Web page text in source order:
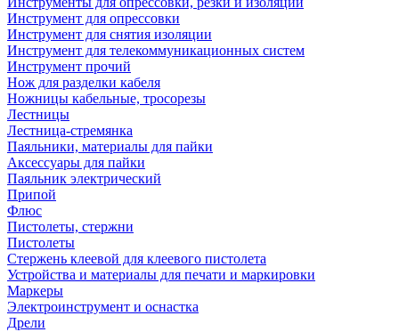
Инструмент для опрессовки
Инструмент для снятия изоляции
Инструмент для телекоммуникационных систем
Инструмент прочий
Нож для разделки кабеля
Ножницы кабельные, тросорезы
Лестницы
Лестница-стремянка
Паяльники, материалы для пайки
Аксессуары для пайки
Паяльник электрический
Припой
Флюс
Пистолеты, стержни
Пистолеты
Стержень клеевой для клеевого пистолета
Устройства и материалы для печати и маркировки
Маркеры
Электроинструмент и оснастка
Дрели